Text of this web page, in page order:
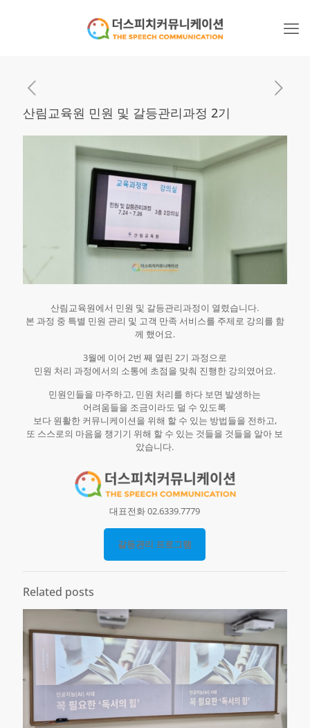
산림교육원 민원 및 갈등관리과정 2기
산림교육원에서 민원 및 갈등관리과정이 열렸습니다.
본 과정 중 특별 민원 관리 및 고객 만족 서비스를 주제로 강의를 함
께 했어요.
3월에 이어 2번 째 열린 2기 과정으로
민원 처리 과정에서의 소통에 초점을 맞춰 진행한 강의였어요.
민원인들을 마주하고, 민원 처리를 하다 보면 발생하는
어려움들을 조금이라도 덜 수 있도록
보다 원활한 커뮤니케이션을 위해 할 수 있는 방법들을 전하고,
또 스스로의 마음을 챙기기 위해 할 수 있는 것들을 것들을 알아 보
았습니다.
대표전화 02.6339.7779
갈등관리 프로그램
Related posts